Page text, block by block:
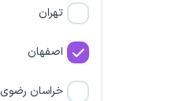
تهران
اصفهان
خراسان رضوی